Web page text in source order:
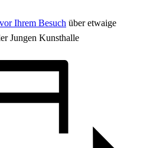
Ihrem Besuch über etwaige
Jungen Kunsthalle